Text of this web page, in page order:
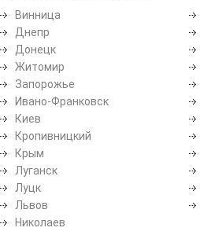
Винница
Днепр
Донецк
Житомир
Запорожье
Ивано-Франковск
Киев
Кропивницкий
Крым
Луганск
Луцк
Львов
Николаев